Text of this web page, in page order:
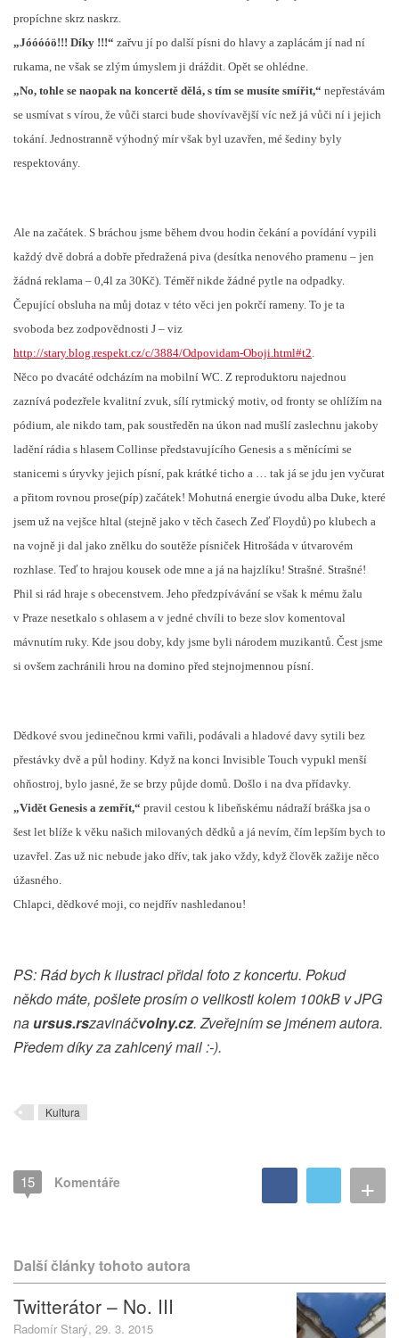
propíchne skrz naskrz.
„Jóóóóö!!! Díky !!!“ zařvu jí po další písni do hlavy a zaplácám jí nad ní
rukama, ne však se zlým úmyslem ji dráždit. Opět se ohlédne.
„No, tohle se naopak na koncertě dělá, s tím se musíte smířit,“ nepřestávám
se usmívat s vírou, že vůči starci bude shovívavější víc než já vůči ní i jejich
tokání. Jednostranně výhodný mír však byl uzavřen, mé šediny byly
respektovány.
Ale na začátek. S bráchou jsme během dvou hodin čekání a povídání vypili
každý dvě dobrá a dobře předražená piva (desítka nenového pramenu – jen
žádná reklama – 0,4l za 30Kč). Téměř nikde žádné pytle na odpadky.
Čepující obsluha na můj dotaz v této věci jen pokrčí rameny. To je ta
svoboda bez zodpovědnosti J – viz
http://stary.blog.respekt.cz/c/3884/Odpovidam-Oboji.html#t2.
Něco po dvacáté odcházím na mobilní WC. Z reproduktoru najednou
zaznívá podezřele kvalitní zvuk, sílí rytmický motiv, od fronty se ohlížím na
pódium, ale nikdo tam, pak soustředěn na úkon nad mušlí zaslechnu jakoby
ladění rádia s hlasem Collinse představujícího Genesis a s měnícími se
stanicemi s úryvky jejich písní, pak krátké ticho a … tak já se jdu jen vyčurat
a přitom rovnou prose(píp) začátek! Mohutná energie úvodu alba Duke, které
jsem už na vejšce hltal (stejně jako v těch časech Zeď Floydů) po klubech a
na vojně ji dal jako znělku do soutěže písniček Hitrošáda v útvarovém
rozhlase. Teď to hrajou kousek ode mne a já na hajzlíku! Strašné. Strašné!
Phil si rád hraje s obecenstvem. Jeho předzpívávání se však k mému žalu
v Praze nesetkalo s ohlasem a v jedné chvíli to beze slov komentoval
mávnutím ruky. Kde jsou doby, kdy jsme byli národem muzikantů. Čest jsme
si ovšem zachránili hrou na domino před stejnojmennou písní.
Dědkové svou jedinečnou krmi vařili, podávali a hladové davy sytili bez
přestávky dvě a půl hodiny. Když na konci Invisible Touch vypukl menší
ohňostroj, bylo jasné, že se brzy půjde domů. Došlo i na dva přídavky.
„Vidět Genesis a zemřít,“ pravil cestou k libeňskému nádraží bráška jsa o
šest let blíže k věku našich milovaných dědků a já nevím, čím lepším bych to
uzavřel. Zas už nic nebude jako dřív, tak jako vždy, když člověk zažije něco
úžasného.
Chlapci, dědkové moji, co nejdřív nashledanou!
PS: Rád bych k ilustraci přidal foto z koncertu. Pokud
někdo máte, pošlete prosím o velikosti kolem 100kB v JPG
naursus.rszavináčvolny.cz. Zveřejním se jménem autora.
Předem díky za zahlcený mail :-).
Kultura
15 Komentáře +
Další články tohoto autora
Twitterátor – No. III
Radomír Starý, 29. 3. 2015